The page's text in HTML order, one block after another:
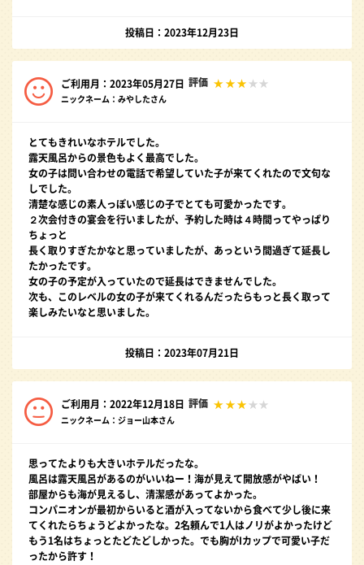
投稿日：2023年12月23日
ご利用月：2023年05月27日 評価
ニックネーム：みやしたさん
とてもきれいなホテルでした。
露天風呂からの景色もよく最高でした。
女の子は問い合わせの電話で希望していた子が来てくれたので文句な
しでした。
清楚な感じの素人っぽい感じの子でとても可愛かったです。
２次会付きの宴会を行いましたが、予約した時は４時間ってやっぱり
ちょっと
長く取りすぎたかなと思っていましたが、あっという間過ぎて延長し
たかったです。
女の子の予定が入っていたので延長はできませんでした。
次も、このレベルの女の子が来てくれるんだったらもっと長く取って
楽しみたいなと思いました。
投稿日：2023年07月21日
ご利用月：2022年12月18日 評価
ニックネーム：ジョー山本さん
思ってたよりも大きいホテルだったな。
風呂は露天風呂があるのがいいねー！海が見えて開放感がやばい！
部屋からも海が見えるし、清潔感があってよかった。
コンパニオンが最初からいると酒が入ってないから食べて少し後に来
てくれたらちょうどよかったな。2名頼んで1人はノリがよかったけど
もう1名はちょっとたどたどしかった。でも胸がIカップで可愛い子だ
ったから許す！